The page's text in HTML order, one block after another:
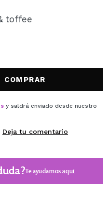
podrás realizar
el estado de tus
anteriores.
toffee
COMPRAR
s y saldrá enviado desde nuestro
Deja tu comentario
Te ayudamosaquí